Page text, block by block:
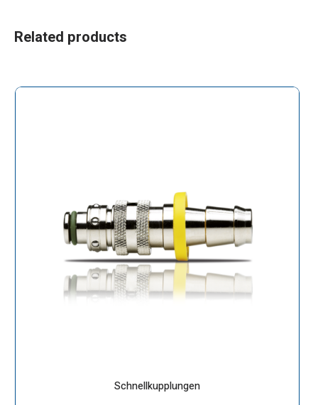
Related products
Schnellkupplungen